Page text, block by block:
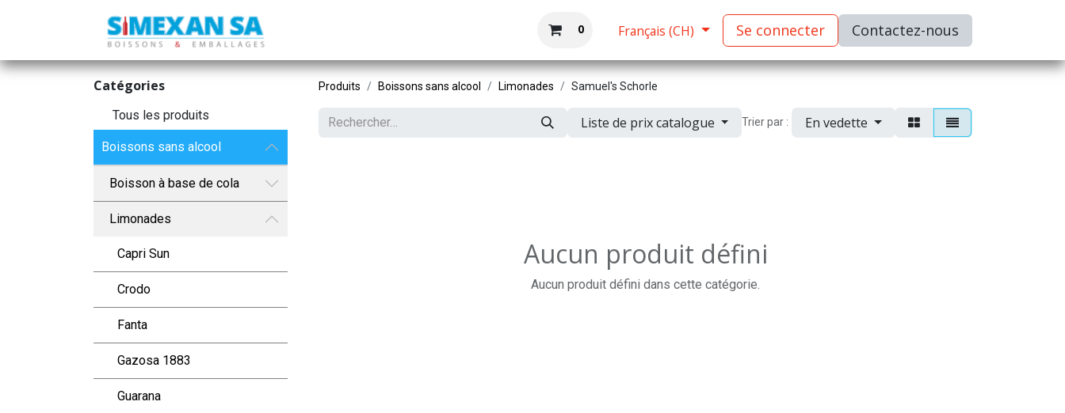
0 Français (CH) Se connecter C​​​​ontactez-nous
Catégories
Tous les produits
Boissons sans alcool
Boisson à base de cola
Limonades
Capri Sun
Crodo
Fanta
Gazosa 1883
Guarana
Produits Boissons sans alcool Limonades Samuel's Schorle
Liste de prix catalogue Trier par : En vedette
Aucun produit défini
Aucun produit défini dans cette catégorie.